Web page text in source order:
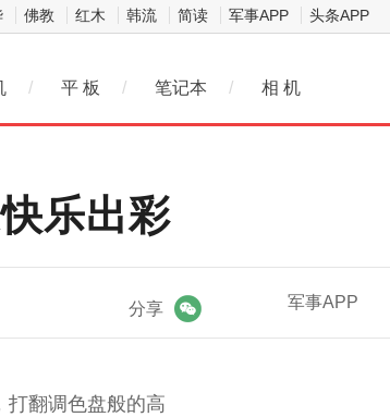
佛教 红木 韩流 简读 军事APP 头条APP
/ 平 板 / 笔记本 / 相 机
乐出彩
军事APP
分享
打翻调色盘般的高